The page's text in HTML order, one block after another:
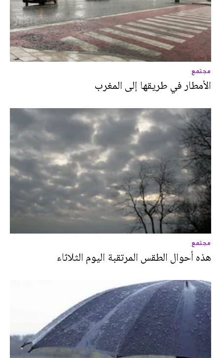
مجتمع
الأمطار في طريقها إلى المغرب
مجتمع
هذه أحوال الطقس المرتقبة اليوم الثلاثاء